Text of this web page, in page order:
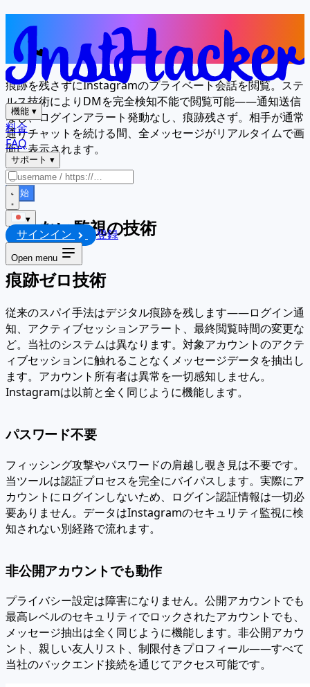
機能 ▾
料金
FAQ
サポート ▾
▾
サインイン 登録
Open menu
相手のメッセージを、あなただけが閲
覧
電話番号
痕跡を残さずにInstagramのプライベート会話を閲覧。ステ
ルス技術によりDMを完全検知不能で閲覧可能——通知送信
なし、ログインアラート発動なし、痕跡残さず。相手が通常
通りチャットを続ける間、全メッセージがリアルタイムで画
面に表示されます。
開始
見えない監視の技術
痕跡ゼロ技術
従来のスパイ手法はデジタル痕跡を残します——ログイン通
知、アクティブセッションアラート、最終閲覧時間の変更な
ど。当社のシステムは異なります。対象アカウントのアクテ
ィブセッションに触れることなくメッセージデータを抽出し
ます。アカウント所有者は異常を一切感知しません。
Instagramは以前と全く同じように機能します。
パスワード不要
フィッシング攻撃やパスワードの肩越し覗き見は不要です。
当ツールは認証プロセスを完全にバイパスします。実際にア
カウントにログインしないため、ログイン認証情報は一切必
要ありません。データはInstagramのセキュリティ監視に検
知されない別経路で流れます。
非公開アカウントでも動作
プライバシー設定は障害になりません。公開アカウントでも
最高レベルのセキュリティでロックされたアカウントでも、
メッセージ抽出は全く同じように機能します。非公開アカウ
ント、親しい友人リスト、制限付きプロフィール——すべて
当社のバックエンド接続を通じてアクセス可能です。